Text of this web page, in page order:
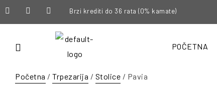
Brzi krediti do 36 rata (0% kamate)
POČETNA
Početna / Trpezarija / Stolice / Pavia